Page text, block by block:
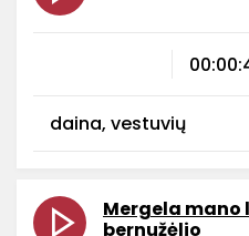
daina, vestuvių
Mergela mano
bernužėlio